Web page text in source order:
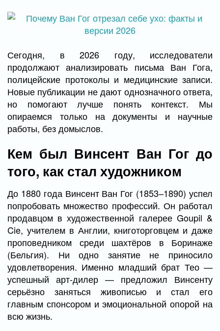
Сегодня, в 2026 году, исследователи
продолжают анализировать письма Ван Гога,
полицейские протоколы и медицинские записи.
Новые публикации не дают однозначного ответа,
но помогают лучше понять контекст. Мы
опираемся только на документы и научные
работы, без домыслов.
Кем был Винсент Ван Гог до
того, как стал художником
До 1880 года Винсент Ван Гог (1853–1890) успел
попробовать множество профессий. Он работал
продавцом в художественной галерее Goupil &
Cie, учителем в Англии, книготорговцем и даже
проповедником среди шахтёров в Боринаже
(Бельгия). Ни одно занятие не приносило
удовлетворения. Именно младший брат Тео —
успешный арт-дилер — предложил Винсенту
серьёзно заняться живописью и стал его
главным спонсором и эмоциональной опорой на
всю жизнь.